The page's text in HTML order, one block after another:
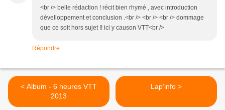
<br /> belle rédaction ! récit bien rhymé , avec introduction
dévelloppement et conclusion .<br /> <br /> <br /> dommage
que ce soit hors sujet !! ici y causon VTT<br />
Répondre
< Album - 6 heures VTT
2013
Lap’info >